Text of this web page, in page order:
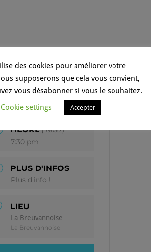
DATE
Juil 15 2022
HEURE ( 19h30 )
7:30 pm
PLUS D'INFOS
Plus d'info !
LIEU
La Breuvannoise
La Breuvannoise
des cookies pour améliorer votre
supposerons que cela vous convient,
vous désabonner si vous le souhaitez.
Cookie settings
Accepter